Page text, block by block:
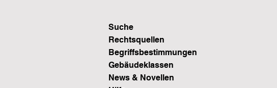
Suche
Rechtsquellen
Begriffsbestimmungen
Gebäudeklassen
News & Novellen